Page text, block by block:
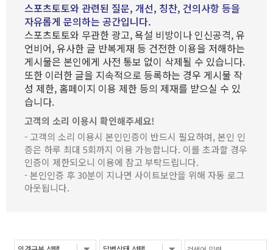
스포츠토토와 관련된 질문, 개선, 칭찬, 건의사항 등을
자유롭게 문의하는 공간입니다.
스포츠토토와 무관한 광고, 욕설 비방이나 인신공격, 유
언비어, 유사한 글 반복게재 등 건전한 이용을 저해하는
게시물은 본인에게 사전 통보 없이 삭제될 수 있습니다.
또한 이러한 글을 지속적으로 등록하는 경우 게시물 작
성 제한, 홈페이지 이용 제한 등의 제재를 받으실 수 있
습니다.
고객의 소리 이용시 확인해주세요!
- 고객의 소리 이용시 본인인증이 반드시 필요하며, 본인 인
증은 하루 최대 5회까지 이용 가능합니다. 이를 초과할 경우
인증이 제한되오니 이용에 참고 부탁드립니다.
- 본인인증 후 30분이 지나면 사이트보안을 위해 자동 로그
아웃됩니다.